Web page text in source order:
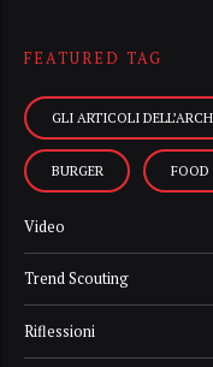
FEATURED TAG
GLI ARTICOLI
BURGER FOOD
Video
Trend Scouting
Riflessioni